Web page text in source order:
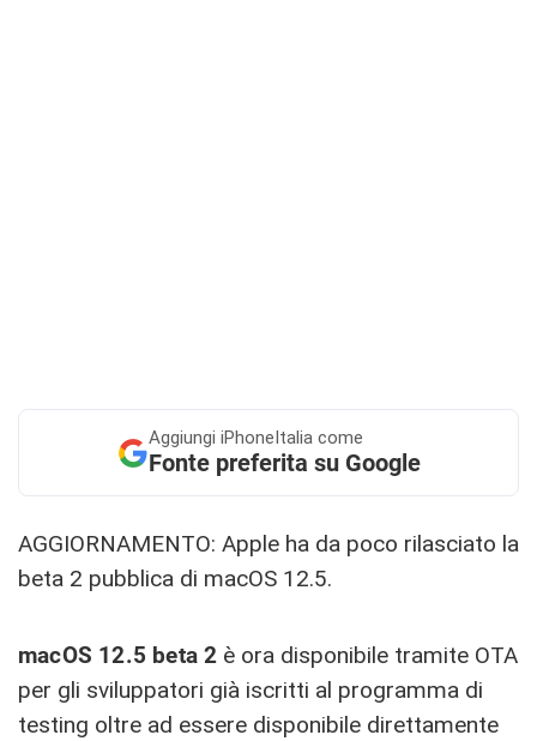
Aggiungi iPhoneItalia come
Fonte preferita su Google
AGGIORNAMENTO: Apple ha da poco rilasciato la
beta 2 pubblica di macOS 12.5.
macOS 12.5 beta 2 è ora disponibile tramite OTA
per gli sviluppatori già iscritti al programma di
testing oltre ad essere disponibile direttamente